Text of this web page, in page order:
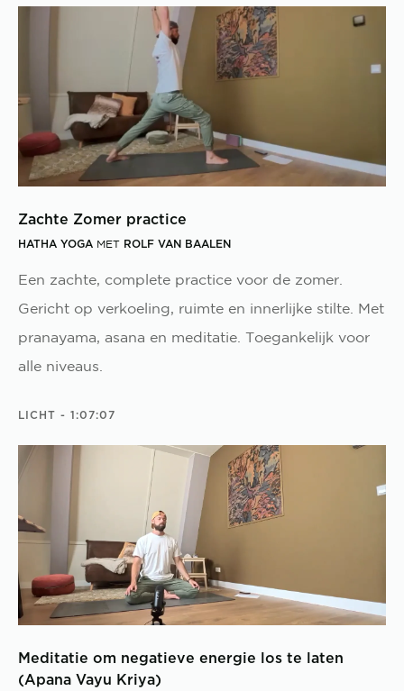
Zachte Zomer practice
HATHA YOGAMET ROLF VAN BAALEN
Een zachte, complete practice voor de zomer.
Gericht op verkoeling, ruimte en innerlijke stilte. Met
pranayama, asana en meditatie. Toegankelijk voor
alle niveaus.
LICHT - 1:07:07
Meditatie om negatieve energie los te laten
(Apana Vayu Kriya)